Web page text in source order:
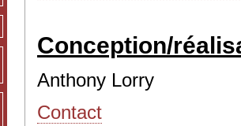
Conception/
Anthony Lorry
Contact